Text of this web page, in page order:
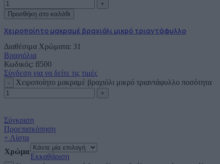
Προσθήκη στο καλάθι
Χειροποίητο μακραμέ βραχιόλι μικρό τριαντάφυλλο
Διαθέσιμα Χρώματα: 31
Βραχιόλια
Κωδικός: fl500
Σύνδεση για να δείτε τις τιμές
Χειροποίητο μακραμέ βραχιόλι μικρό τριαντάφυλλο ποσότητα
Σύγκριση
Προεπισκόπηση
+ Λίστα
Χρώμα
Εκκαθάριση